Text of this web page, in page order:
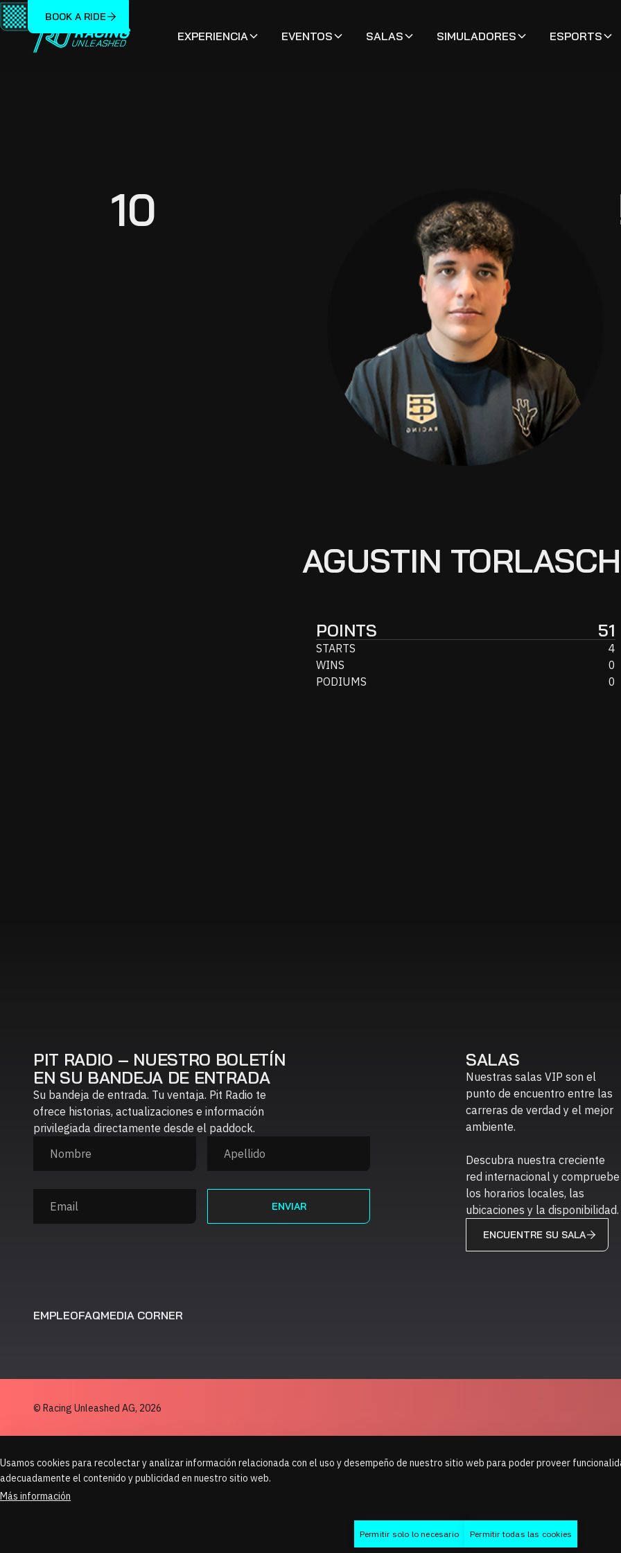
EXPERIENCIA EVENTOS SALAS SIMULADORES ESPORTS
BOOK A RIDE
10
AGUSTIN
POINTS 51
STARTS
4
WINS
0
PODIUMS
0
PIT RADIO – NUESTRO BOLETÍN
EN SU BANDEJA DE ENTRADA
Su bandeja de entrada. Tu ventaja. Pit Radio te
ofrece historias, actualizaciones e información
privilegiada directamente desde el paddock.
SALAS
Nuestras salas VIP son el
punto de encuentro entre las
carreras de verdad y el mejor
ambiente.
Descubra nuestra creciente
red internacional y compruebe
los horarios locales, las
ubicaciones y la disponibilidad.
ENCUENTRE SU SALA
EMPLEOFAQMEDIA CORNER
© Racing Unleashed AG, 2026
Usamos cookies para recolectar y analizar información relacionada con el uso y desempeño de nuestro sitio web para poder proveer
adecuadamente el contenido y publicidad en nuestro sitio web.
Más información
Permitir solo lo necesario Permitir todas las cookies